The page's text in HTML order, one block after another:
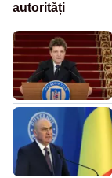
autorități